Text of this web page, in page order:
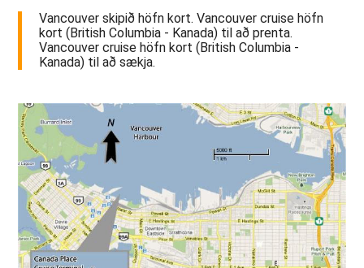
Vancouver skipið höfn kort. Vancouver cruise höfn
kort (British Columbia - Kanada) til að prenta.
Vancouver cruise höfn kort (British Columbia -
Kanada) til að sækja.